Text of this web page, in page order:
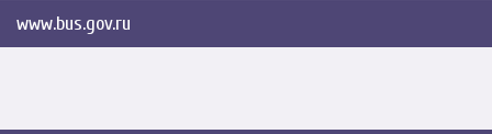
www.bus.gov.ru